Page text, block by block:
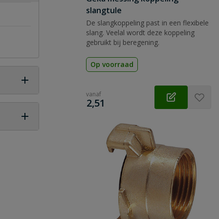
slangtule
De slangkoppeling past in een flexibele
slang. Veelal wordt deze koppeling
gebruikt bij beregening.
Op voorraad
vanaf
€
2,51